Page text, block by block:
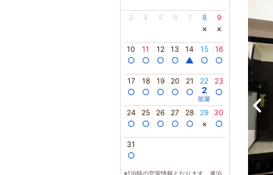
3 4 5 6 7 8
×
9
×
10
○
11
○
12
○
13
○
14
▲
15
○
16
○
17
○
18
○
19
○
20
○
21
○
22
2
部屋
23
○
24
○
25
○
26
○
27
○
28
○
29
×
30
○
31
○
※1泊時の空室情報となります。連泊